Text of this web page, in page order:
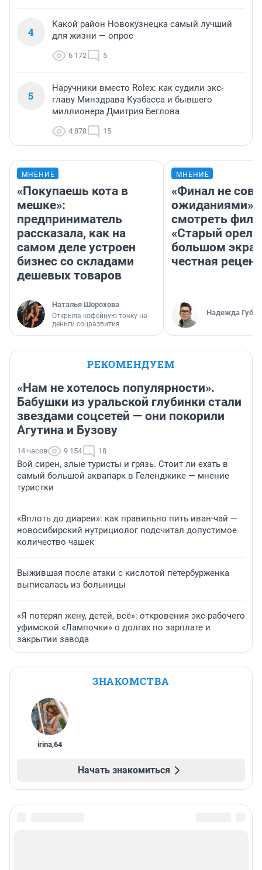
4
Какой район Новокузнецка самый лучший
для жизни — опрос
6 172 5
5
Наручники вместо Rolex: как судили экс-
главу Минздрава Кузбасса и бывшего
миллионера Дмитрия Беглова
4 878 15
МНЕНИЕ
«Покупаешь кота в
мешке»:
предприниматель
рассказала, как на
самом деле устроен
бизнес со складами
дешевых товаров
Наталья Шорохова
Открыла кофейную точку на
деньги соцразвития
МНЕНИЕ
«Финал не
ожиданиями»:
смотреть
«Старый орел»
большом
честная
Надежда
РЕКОМЕНДУЕМ
«Нам не хотелось популярности».
Бабушки из уральской глубинки стали
звездами соцсетей — они покорили
Агутина и Бузову
14 часов 9 154 18
Вой сирен, злые туристы и грязь. Стоит ли ехать в
самый большой аквапарк в Геленджике — мнение
туристки
«Вплоть до диареи»: как правильно пить иван-чай —
новосибирский нутрициолог подсчитал допустимое
количество чашек
Выжившая после атаки с кислотой петербурженка
выписалась из больницы
«Я потерял жену, детей, всё»: откровения экс-рабочего
уфимской «Лампочки» о долгах по зарплате и
закрытии завода
ЗНАКОМСТВА
irina,64
Начать знакомиться